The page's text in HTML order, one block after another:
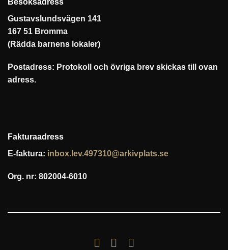
Gustavslundsvägen 141
167 51 Bromma
(Rädda barnens lokaler)
Postadress: Protokoll och övriga brev skickas till ovan
adress.
Fakturaadress
E-faktura: inbox.lev.497310@arkivplats.se
Org. nr: 802004-6010